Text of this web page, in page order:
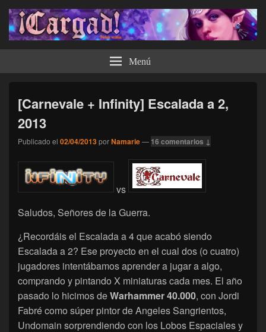
¡Cargad! Menú
[Carnevale + Infinity] Escalada a 2,
2013
Publicado el 02/04/2013porNamarie— 16 comentarios ↓
vs
Saludos, Señores de la Guerra.
¿Recordáis el Escalada a 4 que acabó siendo
Escalada a 2? Ese proyecto en el cual dos (o cuatro)
jugadores intentábamos aprender a jugar a algo,
comprando y pintando X miniaturas cada mes. El año
pasado lo hicimos deWarhammer 40.000, con Jordi
Fabré como súper pintor de Angeles Sangrientos,
Undomain sorprendiendo con los Lobos Espaciales y